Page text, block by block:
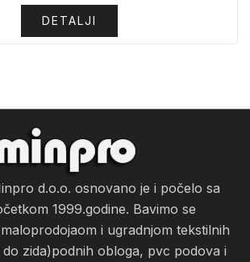
DETALJI
d.o.o. osnovano je i počelo sa
1999.godine. Bavimo se
i ugradnjom tekstilnih
do zida)podnih obloga, pvc podova i